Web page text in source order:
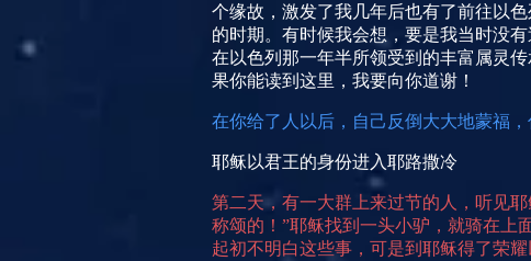
个缘故，激发了我几年后也有了前往以
的时期。有时候我会想，要是我当时没
在以色列那一年半所领受到的丰富属灵
果你能读到这里，我要向你道谢！
在你给了人以后，自己反倒大大地蒙福
耶稣以君王的身份进入耶路撒冷
第二天，有一大群上来过节的人，听见
称颂的！”耶稣找到一头小驴，就骑在上
起初不明白这些事，可是到耶稣得了荣